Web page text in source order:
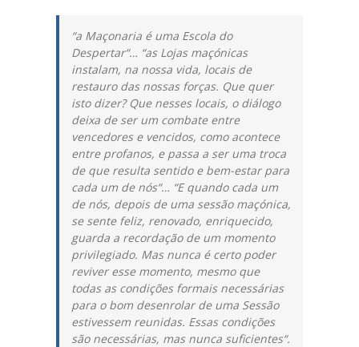
“a Maçonaria é uma Escola do
Despertar“… “as Lojas maçónicas
instalam, na nossa vida, locais de
restauro das nossas forças. Que quer
isto dizer? Que nesses locais, o diálogo
deixa de ser um combate entre
vencedores e vencidos, como acontece
entre profanos, e passa a ser uma troca
de que resulta sentido e bem-estar para
cada um de nós“… “E quando cada um
de nós, depois de uma sessão maçónica,
se sente feliz, renovado, enriquecido,
guarda a recordação de um momento
privilegiado. Mas nunca é certo poder
reviver esse momento, mesmo que
todas as condições formais necessárias
para o bom desenrolar de uma Sessão
estivessem reunidas. Essas condições
são necessárias, mas nunca suficientes“.